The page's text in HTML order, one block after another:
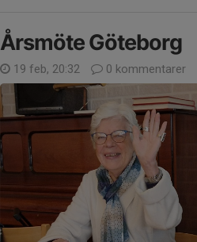
Årsmöte Göteborg
19 feb, 20:32 0 kommentarer